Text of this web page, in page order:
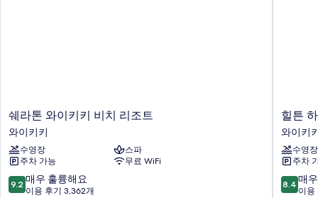
사
진
모
두
보
보
두
보
기
보
기
쉐
라
톤
와
이
키
키
쉐라톤 와이키키 비치 리조트
와이키키
수영장
스파
주차 가능
무료 WiFi
10
점
9.2 매우 훌륭해요
이용 후기 3,362개
힐
튼
하
와
이
안
빌
힐튼
와이키
수영장
주차
10
점
8.4 매
이용